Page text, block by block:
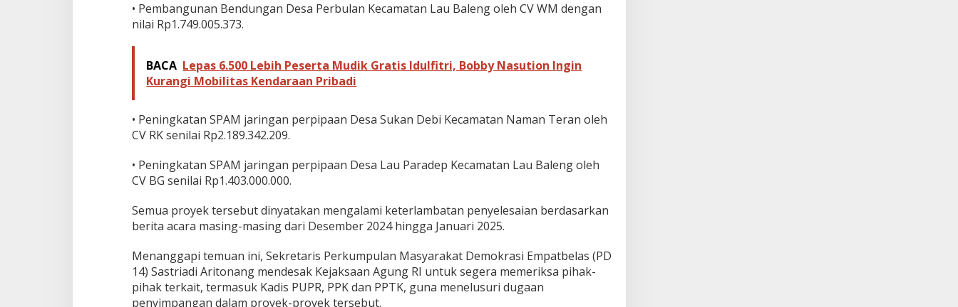
• Pembangunan Bendungan Desa Perbulan Kecamatan Lau Baleng oleh CV WM dengan
nilai Rp1.749.005.373.
BACA Lepas 6.500 Lebih Peserta Mudik Gratis Idulfitri, Bobby Nasution Ingin
Kurangi Mobilitas Kendaraan Pribadi
• Peningkatan SPAM jaringan perpipaan Desa Sukan Debi Kecamatan Naman Teran oleh
CV RK senilai Rp2.189.342.209.
• Peningkatan SPAM jaringan perpipaan Desa Lau Paradep Kecamatan Lau Baleng oleh
CV BG senilai Rp1.403.000.000.
Semua proyek tersebut dinyatakan mengalami keterlambatan penyelesaian berdasarkan
berita acara masing-masing dari Desember 2024 hingga Januari 2025.
Menanggapi temuan ini, Sekretaris Perkumpulan Masyarakat Demokrasi Empatbelas (PD
14) Sastriadi Aritonang mendesak Kejaksaan Agung RI untuk segera memeriksa pihak-
pihak terkait, termasuk Kadis PUPR, PPK dan PPTK, guna menelusuri dugaan
penyimpangan dalam proyek-proyek tersebut.